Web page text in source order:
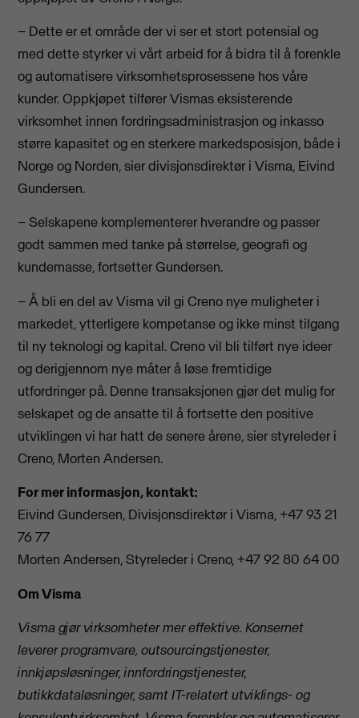
– Dette er et område der vi ser et stort potensial og
med dette styrker vi vårt arbeid for å bidra til å forenkle
og automatisere virksomhetsprosessene hos våre
kunder. Oppkjøpet tilfører Vismas eksisterende
virksomhet innen fordringsadministrasjon og inkasso
større kapasitet og en sterkere markedsposisjon, både i
Norge og Norden, sier divisjonsdirektør i Visma, Eivind
Gundersen.
– Selskapene komplementerer hverandre og passer
godt sammen med tanke på størrelse, geografi og
kundemasse, fortsetter Gundersen.
– Å bli en del av Visma vil gi Creno nye muligheter i
markedet, ytterligere kompetanse og ikke minst tilgang
til ny teknologi og kapital. Creno vil bli tilført nye ideer
og derigjennom nye måter å løse fremtidige
utfordringer på. Denne transaksjonen gjør det mulig for
selskapet og de ansatte til å fortsette den positive
utviklingen vi har hatt de senere årene, sier styreleder i
Creno, Morten Andersen.
For mer informasjon, kontakt:
Eivind Gundersen, Divisjonsdirektør i Visma, +47 93 21
76 77
Morten Andersen, Styreleder i Creno, +47 92 80 64 00
Om Visma
Visma gjør virksomheter mer effektive. Konsernet
leverer programvare, outsourcingstjenester,
innkjøpsløsninger, innfordringstjenester,
butikkdataløsninger, samt IT-relatert utviklings- og